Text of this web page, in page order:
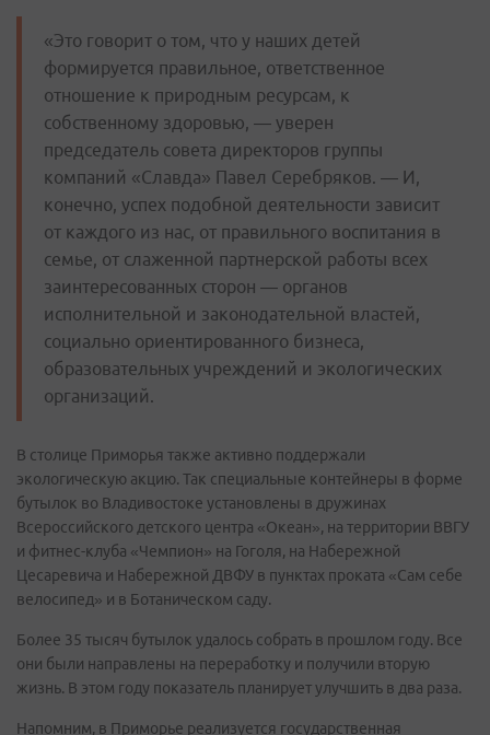
«Это говорит о том, что у наших детей
формируется правильное, ответственное
отношение к природным ресурсам, к
собственному здоровью, — уверен
председатель совета директоров группы
компаний «Славда» Павел Серебряков. — И,
конечно, успех подобной деятельности зависит
от каждого из нас, от правильного воспитания в
семье, от слаженной партнерской работы всех
заинтересованных сторон — органов
исполнительной и законодательной властей,
социально ориентированного бизнеса,
образовательных учреждений и экологических
организаций.
В столице Приморья также активно поддержали
экологическую акцию. Так специальные контейнеры в форме
бутылок во Владивостоке установлены в дружинах
Всероссийского детского центра «Океан», на территории ВВГУ
и фитнес-клуба «Чемпион» на Гоголя, на Набережной
Цесаревича и Набережной ДВФУ в пунктах проката «Сам себе
велосипед» и в Ботаническом саду.
Более 35 тысяч бутылок удалось собрать в прошлом году. Все
они были направлены на переработку и получили вторую
жизнь. В этом году показатель планирует улучшить в два раза.
Напомним, в Приморье реализуется государственная